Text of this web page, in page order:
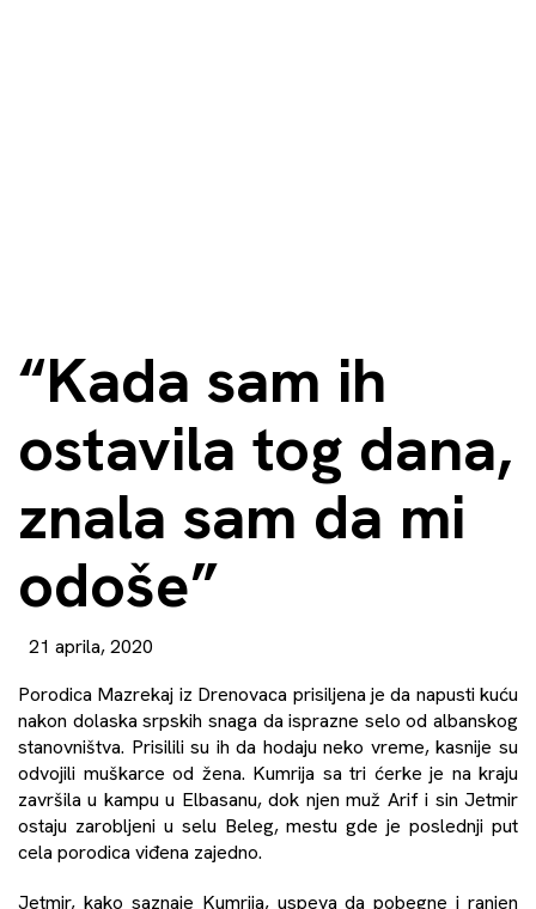
“Kada sam ih
ostavila tog dana,
znala sam da mi
odoše”
21 aprila, 2020
Porodica Mazrekaj iz Drenovaca prisiljena je da napusti kuću
nakon dolaska srpskih snaga da isprazne selo od albanskog
stanovništva. Prisilili su ih da hodaju neko vreme, kasnije su
odvojili muškarce od žena. Kumrija sa tri ćerke je na kraju
završila u kampu u Elbasanu, dok njen muž Arif i sin Jetmir
ostaju zarobljeni u selu Beleg, mestu gde je poslednji put
cela porodica viđena zajedno.
Jetmir, kako saznaje Kumrija, uspeva da pobegne i ranjen